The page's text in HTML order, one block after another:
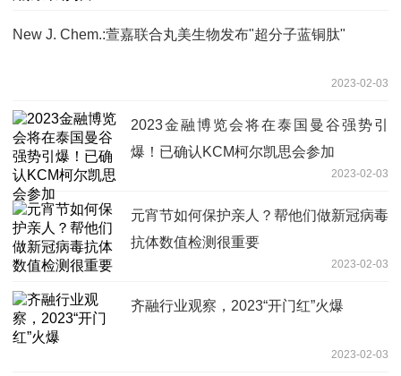
New J. Chem.:萱嘉联合丸美生物发布"超分子蓝铜肽"
2023-02-03
2023金融博览会将在泰国曼谷强势引
爆！已确认KCM柯尔凯思会参加
2023-02-03
元宵节如何保护亲人？帮他们做新冠病毒
抗体数值检测很重要
2023-02-03
齐融行业观察，2023“开门红”火爆
2023-02-03